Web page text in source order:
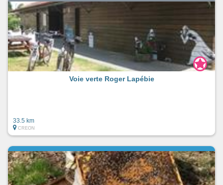
Voie verte Roger Lapébie
33.5 km
CREON